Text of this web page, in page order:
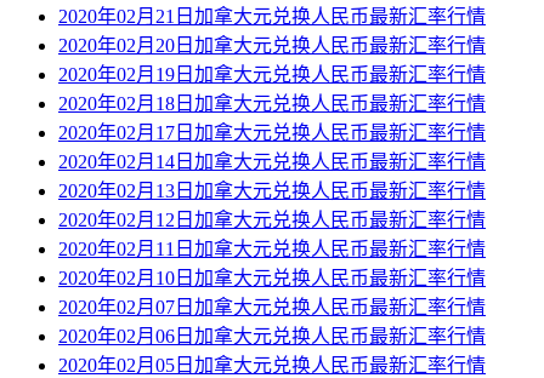
2020年02月21日加拿大元兑换人民币最新汇率行情
2020年02月20日加拿大元兑换人民币最新汇率行情
2020年02月19日加拿大元兑换人民币最新汇率行情
2020年02月18日加拿大元兑换人民币最新汇率行情
2020年02月17日加拿大元兑换人民币最新汇率行情
2020年02月14日加拿大元兑换人民币最新汇率行情
2020年02月13日加拿大元兑换人民币最新汇率行情
2020年02月12日加拿大元兑换人民币最新汇率行情
2020年02月11日加拿大元兑换人民币最新汇率行情
2020年02月10日加拿大元兑换人民币最新汇率行情
2020年02月07日加拿大元兑换人民币最新汇率行情
2020年02月06日加拿大元兑换人民币最新汇率行情
2020年02月05日加拿大元兑换人民币最新汇率行情